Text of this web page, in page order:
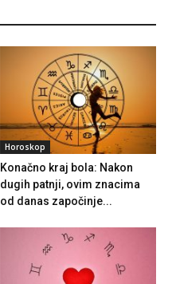
Horoskop
Konačno kraj bola: Nakon
dugih patnji, ovim znacima
od danas započinje...